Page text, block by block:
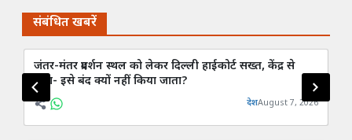
संबंधित खबरें
जंतर-मंतर प्रदर्शन स्थल को लेकर दिल्ली हाईकोर्ट सख्त, केंद्र से
पूछा- इसे बंद क्यों नहीं किया जाता?
देशAugust 7, 2026